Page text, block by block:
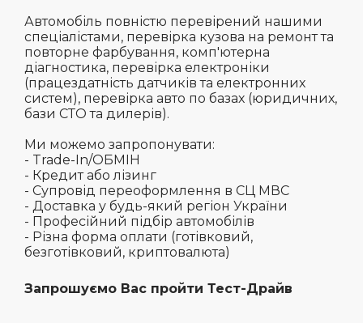
Автомобіль повністю перевірений нашими
спеціалістами, перевірка кузова на ремонт та
повторне фарбування, комп'ютерна
діагностика, перевірка електроніки
(працездатність датчиків та електронних
систем), перевірка авто по базах (юридичних,
бази СТО та дилерів).
Ми можемо запропонувати:
- Trade-In/ОБМІН
- Кредит або лізинг
- Супровід переоформлення в СЦ МВС
- Доставка у будь-який регіон України
- Професійний підбір автомобілів
- Різна форма оплати (готівковий,
безготівковий, криптовалюта)
Запрошуємо Вас пройти Тест-Драйв